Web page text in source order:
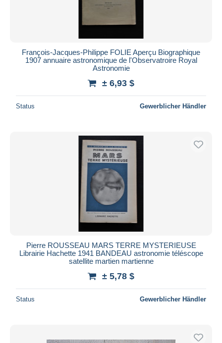
François-Jacques-Philippe FOLIE Aperçu Biographique
1907 annuaire astronomique de l'Observatroire Royal
Astronomie
± 6,93 $
Status Gewerblicher Händler
Pierre ROUSSEAU MARS TERRE MYSTERIEUSE
Librairie Hachette 1941 BANDEAU astronomie téléscope
satellite martien martienne
± 5,78 $
Status Gewerblicher Händler